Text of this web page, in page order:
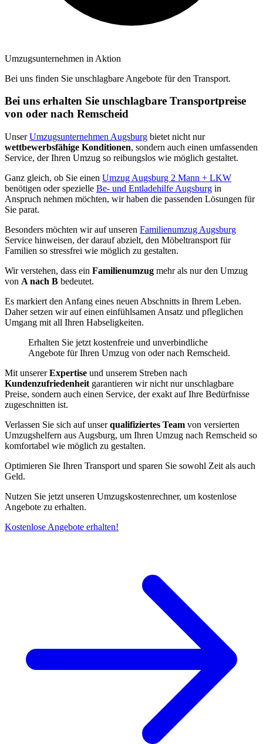
Umzugsunternehmen in Aktion
Bei uns finden Sie unschlagbare Angebote für den Transport.
Bei uns erhalten Sie unschlagbare Transportpreise
von oder nach Remscheid
UnserUmzugsunternehmen Augsburg bietet nicht nur
wettbewerbsfähige Konditionen, sondern auch einen umfassenden
Service, der Ihren Umzug so reibungslos wie möglich gestaltet.
Ganz gleich, ob Sie einen Umzug Augsburg 2 Mann + LKW
benötigen oder spezielle Be- und Entladehilfe Augsburg in
Anspruch nehmen möchten, wir haben die passenden Lösungen für
Sie parat.
Besonders möchten wir auf unseren Familienumzug Augsburg
Service hinweisen, der darauf abzielt, den Möbeltransport für
Familien so stressfrei wie möglich zu gestalten.
Wir verstehen, dass ein Familienumzug mehr als nur den Umzug
von A nach B bedeutet.
Es markiert den Anfang eines neuen Abschnitts in Ihrem Leben.
Daher setzen wir auf einen einfühlsamen Ansatz und pfleglichen
Umgang mit all Ihren Habseligkeiten.
Erhalten Sie jetzt kostenfreie und unverbindliche
Angebote für Ihren Umzug von oder nach Remscheid.
Mit unsererExpertise und unserem Streben nach
Kundenzufriedenheit garantieren wir nicht nur unschlagbare
Preise, sondern auch einen Service, der exakt auf Ihre Bedürfnisse
zugeschnitten ist.
Verlassen Sie sich auf unserqualifiziertes Team von versierten
Umzugshelfern aus Augsburg, um Ihren Umzug nach Remscheid so
komfortabel wie möglich zu gestalten.
Optimieren Sie Ihren Transport und sparen Sie sowohl Zeit als auch
Geld.
Nutzen Sie jetzt unseren Umzugskostenrechner, um kostenlose
Angebote zu erhalten.
Kostenlose Angebote erhalten!